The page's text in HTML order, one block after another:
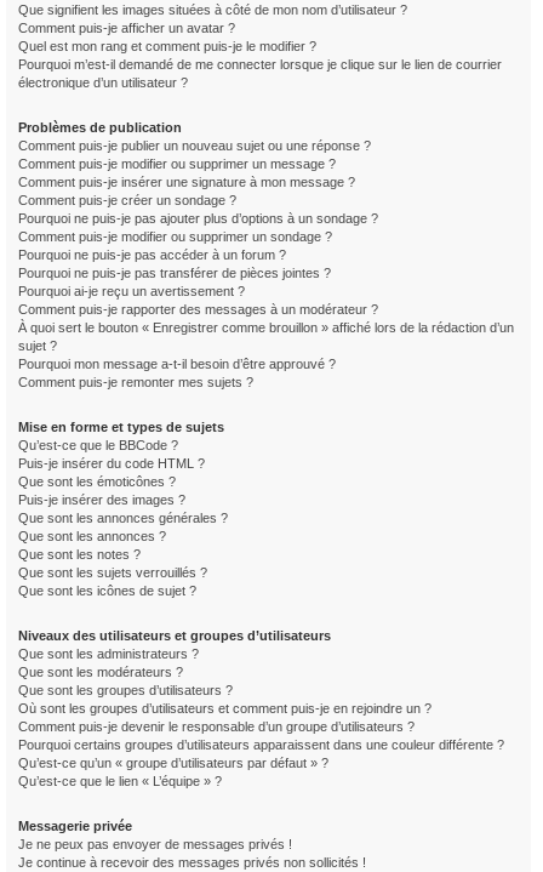
Que signifient les images situées à côté de mon nom d’utilisateur ?
Comment puis-je afficher un avatar ?
Quel est mon rang et comment puis-je le modifier ?
Pourquoi m’est-il demandé de me connecter lorsque je clique sur le lien de courrier
électronique d’un utilisateur ?
Problèmes de publication
Comment puis-je publier un nouveau sujet ou une réponse ?
Comment puis-je modifier ou supprimer un message ?
Comment puis-je insérer une signature à mon message ?
Comment puis-je créer un sondage ?
Pourquoi ne puis-je pas ajouter plus d’options à un sondage ?
Comment puis-je modifier ou supprimer un sondage ?
Pourquoi ne puis-je pas accéder à un forum ?
Pourquoi ne puis-je pas transférer de pièces jointes ?
Pourquoi ai-je reçu un avertissement ?
Comment puis-je rapporter des messages à un modérateur ?
À quoi sert le bouton « Enregistrer comme brouillon » affiché lors de la rédaction d’un
sujet ?
Pourquoi mon message a-t-il besoin d’être approuvé ?
Comment puis-je remonter mes sujets ?
Mise en forme et types de sujets
Qu’est-ce que le BBCode ?
Puis-je insérer du code HTML ?
Que sont les émoticônes ?
Puis-je insérer des images ?
Que sont les annonces générales ?
Que sont les annonces ?
Que sont les notes ?
Que sont les sujets verrouillés ?
Que sont les icônes de sujet ?
Niveaux des utilisateurs et groupes d’utilisateurs
Que sont les administrateurs ?
Que sont les modérateurs ?
Que sont les groupes d’utilisateurs ?
Où sont les groupes d’utilisateurs et comment puis-je en rejoindre un ?
Comment puis-je devenir le responsable d’un groupe d’utilisateurs ?
Pourquoi certains groupes d’utilisateurs apparaissent dans une couleur différente ?
Qu’est-ce qu’un « groupe d’utilisateurs par défaut » ?
Qu’est-ce que le lien « L’équipe » ?
Messagerie privée
Je ne peux pas envoyer de messages privés !
Je continue à recevoir des messages privés non sollicités !